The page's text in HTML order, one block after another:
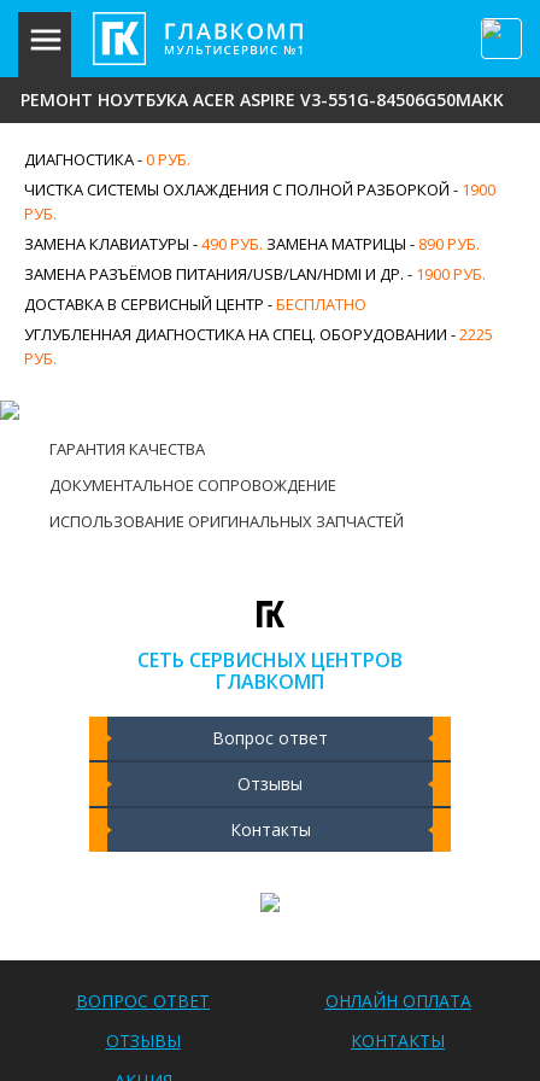
СЕТЬ СЕРВИСНЫХ ЦЕНТРОВ
ГЛАВКОМП
Вопрос ответ
Отзывы
Контакты
РЕМОНТ НОУТБУКА ACER ASPIRE V3-551G-84506G50MAKK
ДИАГНОСТИКА -0 РУБ.
ЧИСТКА СИСТЕМЫ ОХЛАЖДЕНИЯ С ПОЛНОЙ РАЗБОРКОЙ - 1900
РУБ.
ЗАМЕНА КЛАВИАТУРЫ -490 РУБ. ЗАМЕНА МАТРИЦЫ - 890 РУБ.
ЗАМЕНА РАЗЪЁМОВ ПИТАНИЯ/USB/LAN/HDMI И ДР. - 1900 РУБ.
ДОСТАВКА В СЕРВИСНЫЙ ЦЕНТР -БЕСПЛАТНО
УГЛУБЛЕННАЯ ДИАГНОСТИКА НА СПЕЦ. ОБОРУДОВАНИИ -2225
РУБ.
ГАРАНТИЯ КАЧЕСТВА
ДОКУМЕНТАЛЬНОЕ СОПРОВОЖДЕНИЕ
ИСПОЛЬЗОВАНИЕ ОРИГИНАЛЬНЫХ ЗАПЧАСТЕЙ
ВОПРОС ОТВЕТ
ОНЛАЙН ОПЛАТА
ОТЗЫВЫ
КОНТАКТЫ